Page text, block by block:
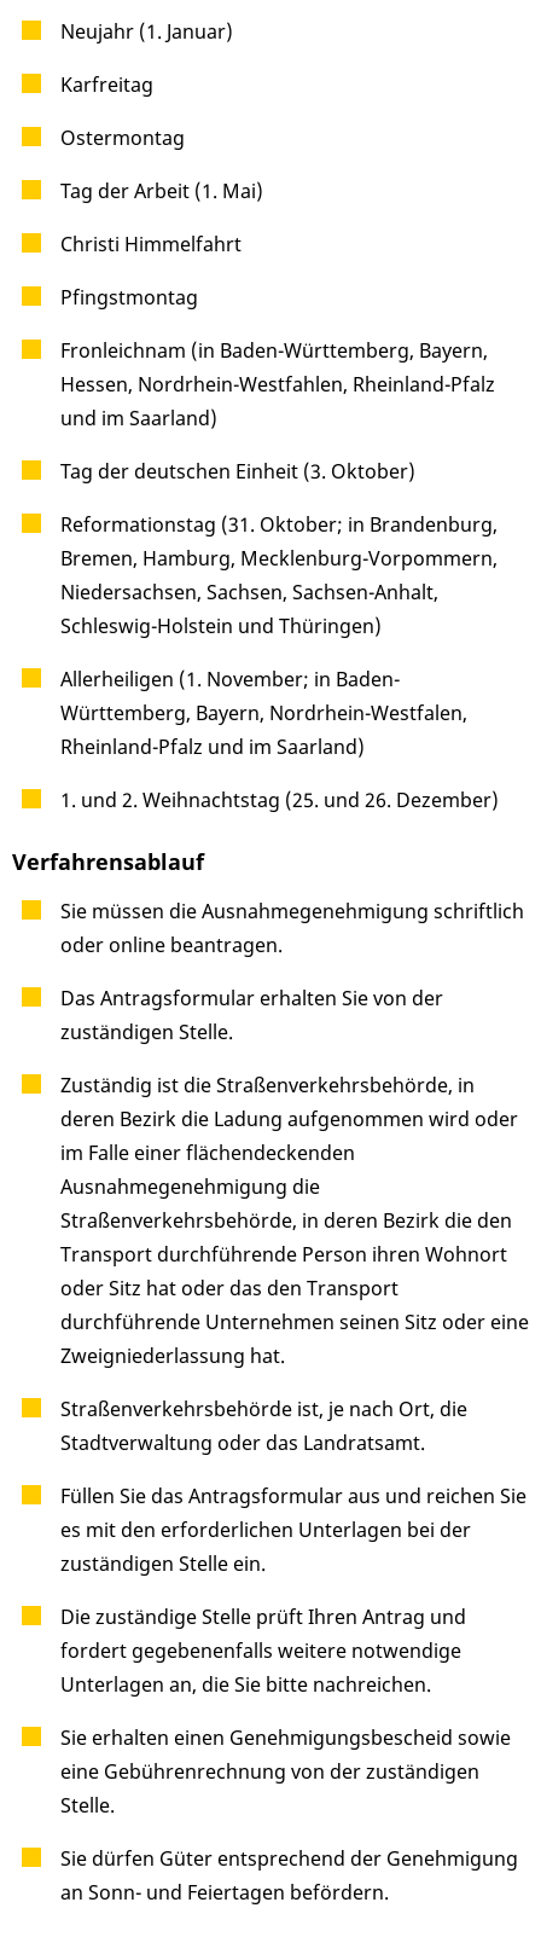
Neujahr (1. Januar)
Karfreitag
Ostermontag
Tag der Arbeit (1. Mai)
Christi Himmelfahrt
Pfingstmontag
Fronleichnam (in Baden-Württemberg, Bayern,
Hessen, Nordrhein-Westfahlen, Rheinland-Pfalz
und im Saarland)
Tag der deutschen Einheit (3. Oktober)
Reformationstag (31. Oktober; in Brandenburg,
Bremen, Hamburg, Mecklenburg-Vorpommern,
Niedersachsen, Sachsen, Sachsen-Anhalt,
Schleswig-Holstein und Thüringen)
Allerheiligen (1. November; in Baden-
Württemberg, Bayern, Nordrhein-Westfalen,
Rheinland-Pfalz und im Saarland)
1. und 2. Weihnachtstag (25. und 26. Dezember)
Verfahrensablauf
Sie müssen die Ausnahmegenehmigung schriftlich
oder online beantragen.
Das Antragsformular erhalten Sie von der
zuständigen Stelle.
Zuständig ist die Straßenverkehrsbehörde, in
deren Bezirk die Ladung aufgenommen wird oder
im Falle einer flächendeckenden
Ausnahmegenehmigung die
Straßenverkehrsbehörde, in deren Bezirk die den
Transport durchführende Person ihren Wohnort
oder Sitz hat oder das den Transport
durchführende Unternehmen seinen Sitz oder eine
Zweigniederlassung hat.
Straßenverkehrsbehörde ist, je nach Ort, die
Stadtverwaltung oder das Landratsamt.
Füllen Sie das Antragsformular aus und reichen Sie
es mit den erforderlichen Unterlagen bei der
zuständigen Stelle ein.
Die zuständige Stelle prüft Ihren Antrag und
fordert gegebenenfalls weitere notwendige
Unterlagen an, die Sie bitte nachreichen.
Sie erhalten einen Genehmigungsbescheid sowie
eine Gebührenrechnung von der zuständigen
Stelle.
Sie dürfen Güter entsprechend der Genehmigung
an Sonn- und Feiertagen befördern.